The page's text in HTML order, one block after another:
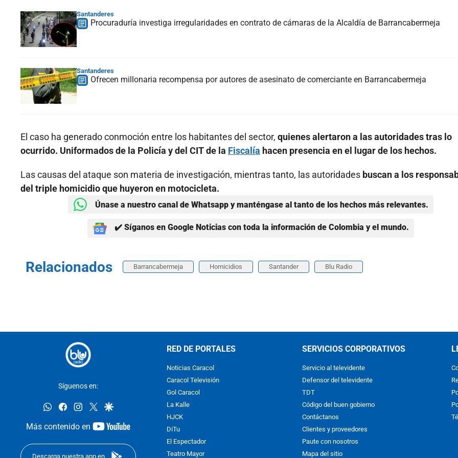
Santanderes
Procuraduría investiga irregularidades en contrato de cámaras de la Alcaldía de Barrancabermeja
Santanderes
Ofrecen millonaria recompensa por autores de asesinato de comerciante en Barrancabermeja
El caso ha generado conmoción entre los habitantes del sector, quienes alertaron a las autoridades tras lo
ocurrido. Uniformados de la Policía y del CIT de la Fiscalía hacen presencia en el lugar de los hechos.
Las causas del ataque son materia de investigación, mientras tanto, las autoridades buscan a los
del triple homicidio que huyeron en motocicleta.
Únase a nuestro canal de Whatsapp y manténgase al tanto de los hechos más relevantes.
✔️ Síganos en Google Noticias con toda la información de Colombia y el mundo.
Relacionados Barrancabermeja Homicidios Santander Blu Radio
Síguenos en:
whatsappfacebookinstagram
twittergoogle
Más contenido en
youtube-
Descarga nuestra app en
RED DE PORTALES
Noticias Caracol
Caracol Televisión
Gol Caracol
La Kalle
HJCK
DiTu
El Espectador
Teatro Mayor
SERVICIOS CORPORATIVOS
Servicio al televidente
Defensor del televidente
TDT
Código del buen gobierno
Contáctanos
Clientes y proveedores
Paute con nosotros
Mapa del sitio